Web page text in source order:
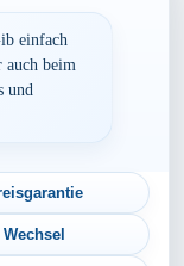
einfach
auch beim
und
Wechsel